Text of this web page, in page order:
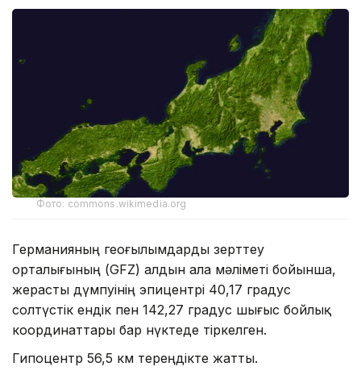
Фото: commons.wikimedia.org
Германияның геоғылымдарды зерттеу
орталығының (GFZ) алдын ала мәліметі бойынша,
жерасты дүмпуінің эпицентрі 40,17 градус
солтүстік ендік пен 142,27 градус шығыс бойлық
координаттары бар нүктеде тіркелген.
Гипоцентр 56,5 км тереңдікте жатты.